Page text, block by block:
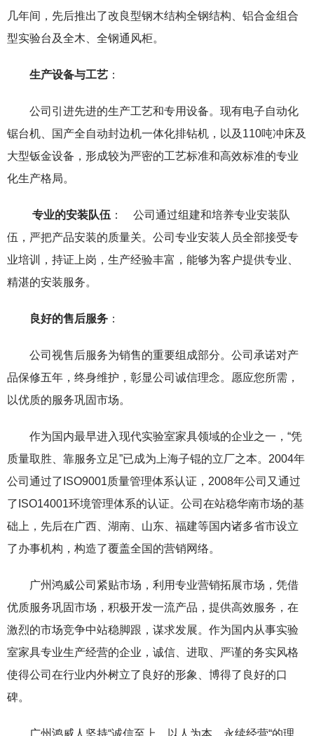
几年间，先后推出了改良型钢木结构全钢结构、铝合金组合
型实验台及全木、全钢通风柜。
生产设备与工艺：
公司引进先进的生产工艺和专用设备。现有电子自动化
锯台机、国产全自动封边机一体化排钻机，以及110吨冲床及
大型钣金设备，形成较为严密的工艺标准和高效标准的专业
化生产格局。
专业的安装队伍 ： 公司通过组建和培养专业安装队
伍，严把产品安装的质量关。公司专业安装人员全部接受专
业培训，持证上岗，生产经验丰富，能够为客户提供专业、
精湛的安装服务。
良好的售后服务：
公司视售后服务为销售的重要组成部分。公司承诺对产
品保修五年，终身维护，彰显公司诚信理念。愿应您所需，
以优质的服务巩固市场。
作为国内最早进入现代实验室家具领域的企业之一，“凭
质量取胜、靠服务立足”已成为上海子锟的立厂之本。2004年
公司通过了ISO9001质量管理体系认证，2008年公司又通过
了ISO14001环境管理体系的认证。公司在站稳华南市场的基
础上，先后在广西、湖南、山东、福建等国内诸多省市设立
了办事机构，构造了覆盖全国的营销网络。
广州鸿威公司紧贴市场，利用专业营销拓展市场，凭借
优质服务巩固市场，积极开发一流产品，提供高效服务，在
激烈的市场竞争中站稳脚跟，谋求发展。作为国内从事实验
室家具专业生产经营的企业，诚信、进取、严谨的务实风格
使得公司在行业内外树立了良好的形象、博得了良好的口
碑。
广州鸿威人坚持“诚信至上、以人为本、永续经营“的理